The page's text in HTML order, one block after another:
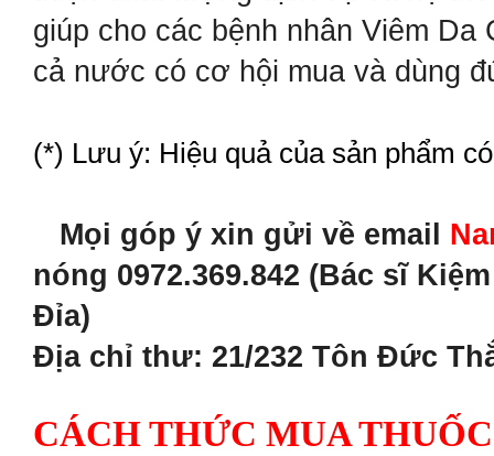
giúp cho các bệnh nhân Viêm
cả nước có cơ hội mua và dùng
(*) Lưu ý: Hiệu quả của sản phẩm
Mọi góp ý xin gửi về email
nóng 0972.369.842 (Bác sĩ
Đỉa)
Địa chỉ thư: 21/232 Tôn Đức
CÁCH THỨC MUA